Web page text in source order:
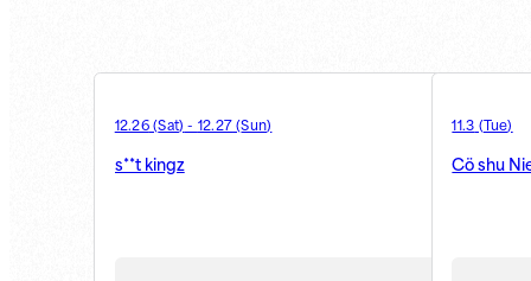
12.26(Sat) - 12.27(Sun)
s**t kingz
11.3 (Tue)
Cö shu